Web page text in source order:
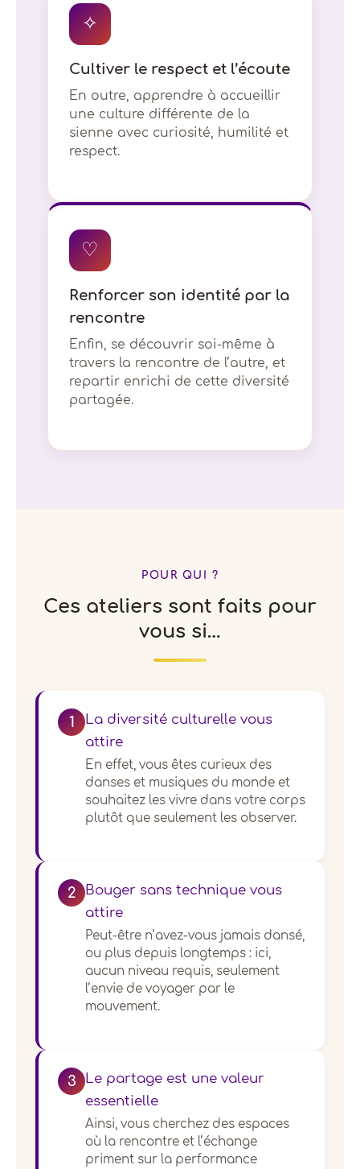
✧
Cultiver le respect et l’écoute
En outre, apprendre à accueillir
une culture différente de la
sienne avec curiosité, humilité et
respect.
♡
Renforcer son identité par la
rencontre
Enfin, se découvrir soi-même à
travers la rencontre de l’autre, et
repartir enrichi de cette diversité
partagée.
POUR QUI ?
Ces ateliers sont faits pour
vous si…
1
La diversité culturelle vous
attire
En effet, vous êtes curieux des
danses et musiques du monde et
souhaitez les vivre dans votre corps
plutôt que seulement les observer.
2
Bouger sans technique vous
attire
Peut-être n’avez-vous jamais dansé,
ou plus depuis longtemps : ici,
aucun niveau requis, seulement
l’envie de voyager par le
mouvement.
3
Le partage est une valeur
essentielle
Ainsi, vous cherchez des espaces
où la rencontre et l’échange
priment sur la performance